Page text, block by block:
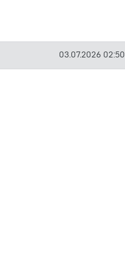
03.07.2026 02:50